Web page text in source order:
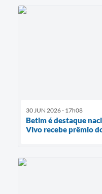
30 JUN 2026 - 17h08
Betim é destaque
Vivo recebe prêmio